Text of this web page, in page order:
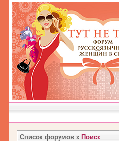
Список форумов » Поиск